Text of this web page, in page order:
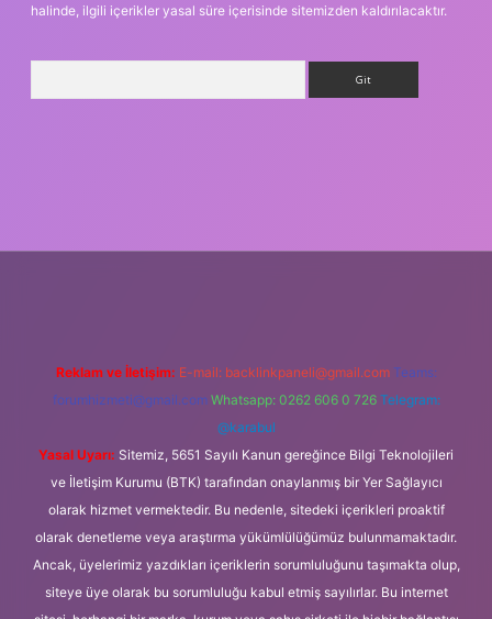
halinde, ilgili içerikler yasal süre içerisinde sitemizden kaldırılacaktır.
Reklam ve İletişim: E-mail: backlinkpaneli@gmail.com Teams:
forumhizmeti@gmail.com Whatsapp: 0262 606 0 726 Telegram:
@karabul
Yasal Uyarı: Sitemiz, 5651 Sayılı Kanun gereğince Bilgi Teknolojileri
ve İletişim Kurumu (BTK) tarafından onaylanmış bir Yer Sağlayıcı
olarak hizmet vermektedir. Bu nedenle, sitedeki içerikleri proaktif
olarak denetleme veya araştırma yükümlülüğümüz bulunmamaktadır.
Ancak, üyelerimiz yazdıkları içeriklerin sorumluluğunu taşımakta olup,
siteye üye olarak bu sorumluluğu kabul etmiş sayılırlar. Bu internet